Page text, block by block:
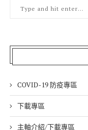
COVID-19 防疫專區
下載專區
主軸介紹/下載專區